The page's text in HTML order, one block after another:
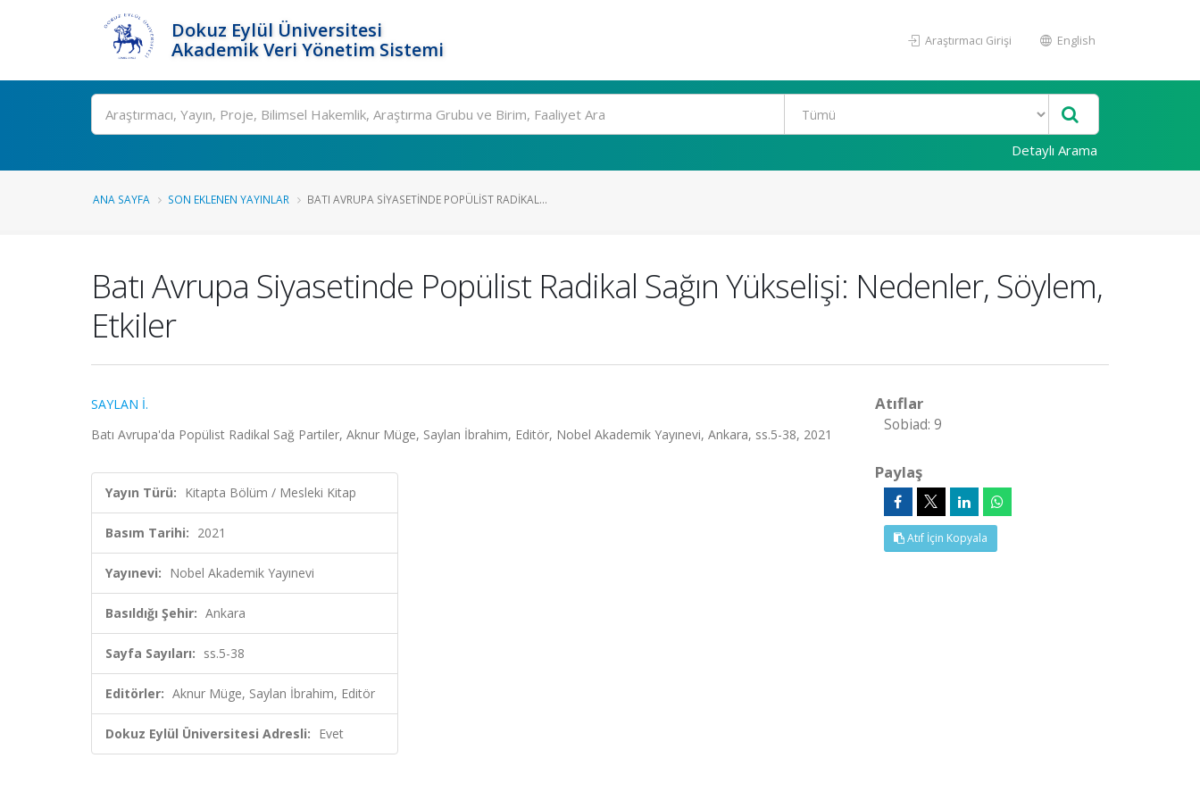
Dokuz Eylül Üniversitesi
Akademik Veri Yönetim Sistemi
Araştırmacı Girişi English
Ara
Detaylı Arama
ANA SAYFA SON EKLENEN YAYINLAR BATI AVRUPA SIYASETINDE POPÜLIST RADIKAL...
Batı Avrupa Siyasetinde Popülist Radikal Sağın Yükselişi: Nedenler, Söylem,
Etkiler
SAYLAN İ.
Batı Avrupa'da Popülist Radikal Sağ Partiler, Aknur Müge, Saylan İbrahim, Editör, Nobel Akademik Yayınevi, Ankara, ss.5-38, 2021
Yayın Türü: Kitapta Bölüm / Mesleki Kitap
Basım Tarihi: 2021
Yayınevi: Nobel Akademik Yayınevi
Basıldığı Şehir: Ankara
Sayfa Sayıları: ss.5-38
Editörler: Aknur Müge, Saylan İbrahim, Editör
Dokuz Eylül Üniversitesi Adresli: Evet
Atıflar
Sobiad: 9
Paylaş
Atıf İçin Kopyala